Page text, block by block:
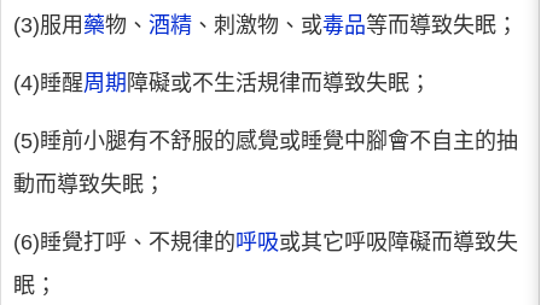
(3)服用 藥物、 酒精 、刺激物、或毒品等而導致失眠；
(4)睡醒周期 障礙或不生活規律而導致失眠；
(5)睡前小腿有不舒服的感覺或睡覺中腳會不自主的抽
動而導致失眠；
(6)睡覺打呼、不規律的呼吸或其它呼吸障礙而導致失
眠；